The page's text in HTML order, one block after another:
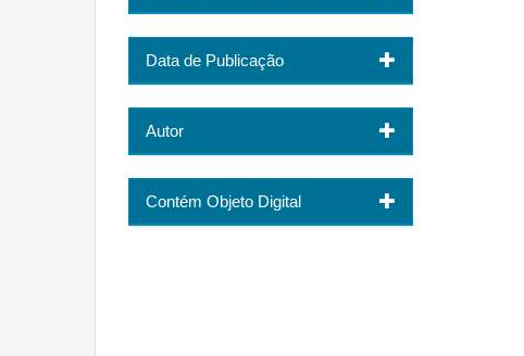
Data de Publicação
Autor
Contém Objeto Digital